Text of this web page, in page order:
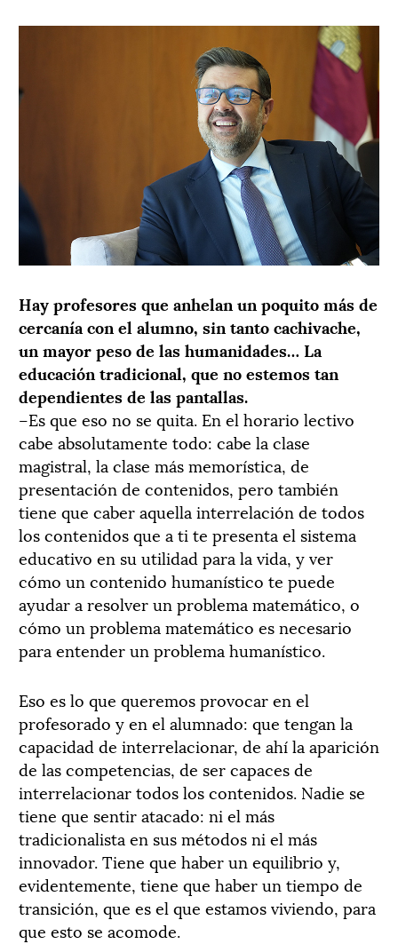
Hay profesores que anhelan un poquito más de
cercanía con el alumno, sin tanto cachivache,
un mayor peso de las humanidades… La
educación tradicional, que no estemos tan
dependientes de las pantallas.
–Es que eso no se quita. En el horario lectivo
cabe absolutamente todo: cabe la clase
magistral, la clase más memorística, de
presentación de contenidos, pero también
tiene que caber aquella interrelación de todos
los contenidos que a ti te presenta el sistema
educativo en su utilidad para la vida, y ver
cómo un contenido humanístico te puede
ayudar a resolver un problema matemático, o
cómo un problema matemático es necesario
para entender un problema humanístico.
Eso es lo que queremos provocar en el
profesorado y en el alumnado: que tengan la
capacidad de interrelacionar, de ahí la aparición
de las competencias, de ser capaces de
interrelacionar todos los contenidos. Nadie se
tiene que sentir atacado: ni el más
tradicionalista en sus métodos ni el más
innovador. Tiene que haber un equilibrio y,
evidentemente, tiene que haber un tiempo de
transición, que es el que estamos viviendo, para
que esto se acomode.